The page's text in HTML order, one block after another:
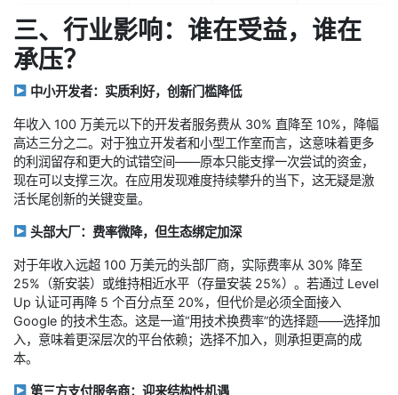
三、行业影响：谁在受益，谁在
承压？
中小开发者：实质利好，创新门槛降低
年收入 100 万美元以下的开发者服务费从 30% 直降至 10%，降幅
高达三分之二。对于独立开发者和小型工作室而言，这意味着更多
的利润留存和更大的试错空间——原本只能支撑一次尝试的资金，
现在可以支撑三次。在应用发现难度持续攀升的当下，这无疑是激
活长尾创新的关键变量。
头部大厂：费率微降，但生态绑定加深
对于年收入远超 100 万美元的头部厂商，实际费率从 30% 降至
25%（新安装）或维持相近水平（存量安装 25%）。若通过 Level
Up 认证可再降 5 个百分点至 20%，但代价是必须全面接入
Google 的技术生态。这是一道“用技术换费率”的选择题——选择加
入，意味着更深层次的平台依赖；选择不加入，则承担更高的成
本。
第三方支付服务商：迎来结构性机遇